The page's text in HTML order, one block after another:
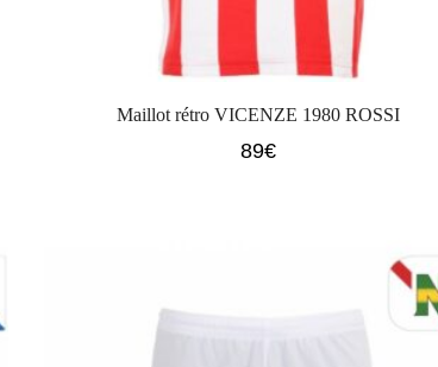
Maillot rétro VICENZE 1980 ROSSI
89€